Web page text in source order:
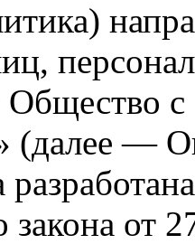
Общество
(далее —
закона